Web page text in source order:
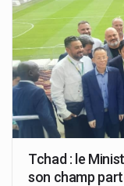
Tchad : le
son champ